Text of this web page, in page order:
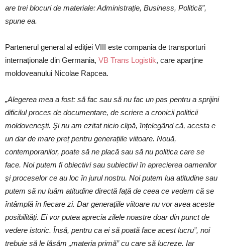
are trei blocuri de materiale: Administrație, Business, Politică”,
spune ea.
Partenerul general al ediției VIII este compania de transporturi
internaționale din Germania, VB Trans Logistik, care aparține
moldoveanului Nicolae Rapcea.
„Alegerea mea a fost: să fac sau să nu fac un pas pentru a sprijini
dificilul proces de documentare, de scriere a cronicii politicii
moldoveneşti. Şi nu am ezitat nicio clipă, înțelegând că, acesta e
un dar de mare preț pentru generațiile viitoare. Nouă,
contemporanilor, poate să ne placă sau să nu politica care se
face. Noi putem fi obiectivi sau subiectivi în aprecierea oamenilor
şi proceselor ce au loc în jurul nostru. Noi putem lua atitudine sau
putem să nu luăm atitudine directă față de ceea ce vedem că se
întâmplă în fiecare zi. Dar generațiile viitoare nu vor avea aceste
posibilități. Ei vor putea aprecia zilele noastre doar din punct de
vedere istoric. Însă, pentru ca ei să poată face acest lucru”, noi
trebuie să le lăsăm „materia primă” cu care să lucreze. Iar